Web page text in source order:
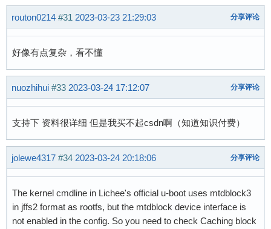
routon0214 #31 2023-03-23 21:29:03 分享评论
好像有点复杂，看不懂
nuozhihui #33 2023-03-24 17:12:07 分享评论
支持下 资料很详细 但是我买不起csdn啊（知道知识付费）
jolewe4317 #34 2023-03-24 20:18:06 分享评论
The kernel cmdline in Lichee's official u-boot uses mtdblock3
in jffs2 format as rootfs, but the mtdblock device interface is
not enabled in the config. So you need to check Caching block